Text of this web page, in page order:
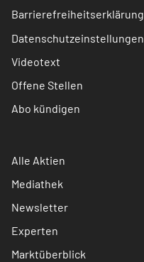
Barrierefreiheitserklärung
Datenschutzeinstellungen
Videotext
Offene Stellen
Abo kündigen
Alle Aktien
Mediathek
Newsletter
Experten
Marktüberblick